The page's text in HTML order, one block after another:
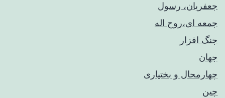
جعفریان، رسول
جمعه ای،روح اله
جنگ افزار
جهان
چهارمحال و بختیاری
چین